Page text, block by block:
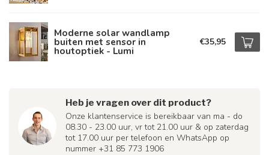
Moderne solar wandlamp
buiten met sensor in
houtoptiek - Lumi
€35,95
Heb je vragen over dit product?
Onze klantenservice is bereikbaar van ma - do
08.30 - 23.00 uur, vr tot 21.00 uur & op zaterdag
tot 17.00 uur per telefoon en WhatsApp op
nummer +31 85 773 1906